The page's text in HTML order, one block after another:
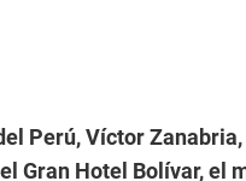
Perú, Víctor
Gran Hotel Bolívar, el